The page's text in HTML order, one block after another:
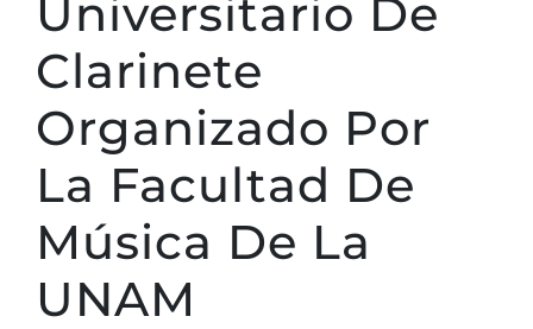
Universitario De
Clarinete
Organizado Por
La Facultad De
Música De La
UNAM